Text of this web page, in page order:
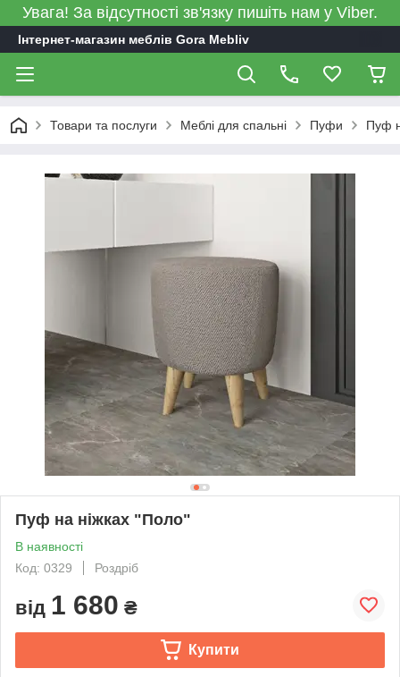
Увага! За відсутності зв'язку пишіть нам у Viber.
Інтернет-магазин меблів Gora Mebliv
Товари та послуги Меблі для спальні Пуфи Пуф
Пуф на ніжках "Поло"
В наявності
Код: 0329
Роздріб
від 1 680 ₴
Купити